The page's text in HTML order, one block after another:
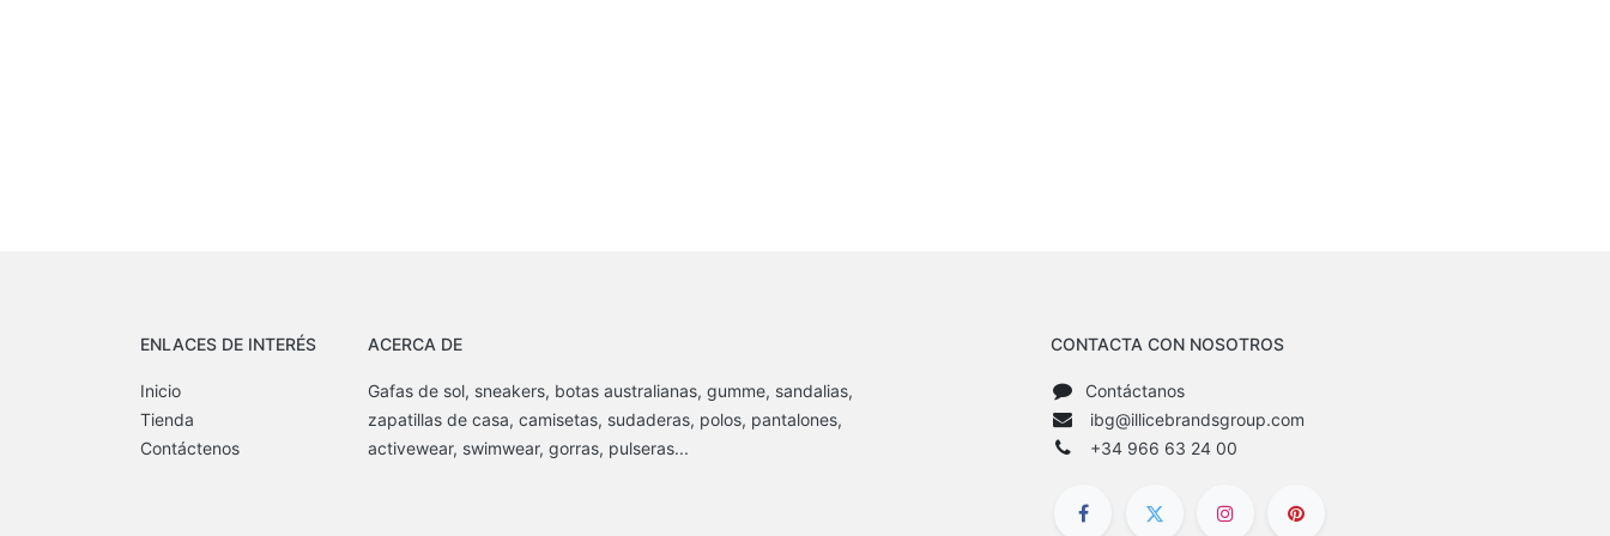
ENLACES DE INTERÉS
Inicio
Tienda
Contáctenos
ACERCA DE
Gafas de sol, sneakers, botas australianas, gumme, sandalias,
zapatillas de casa, camisetas, sudaderas, polos, pantalones,
activewear, swimwear, gorras, pulseras...
CONTACTA CON NOSOTROS
Contáctanos
ibg@illicebrandsgroup.com
+34 966 63 24 00